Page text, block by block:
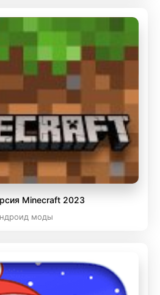
Minecraft 2023
моды